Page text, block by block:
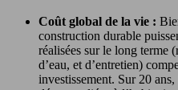
Coût global de la vie :
construction durable
réalisées sur le long terme
d’eau, et d’entretien)
investissement. Sur 20